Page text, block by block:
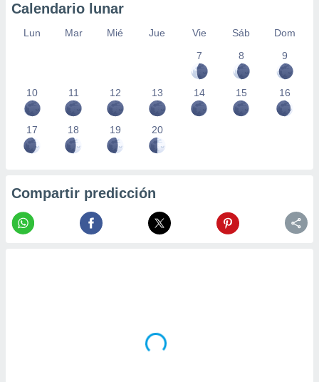
Calendario lunar
Lun Mar Mié Jue Vie Sáb
Dom
7
8 9
10 11 12 13 14 15 16
17 18 19 20
Compartir predicción